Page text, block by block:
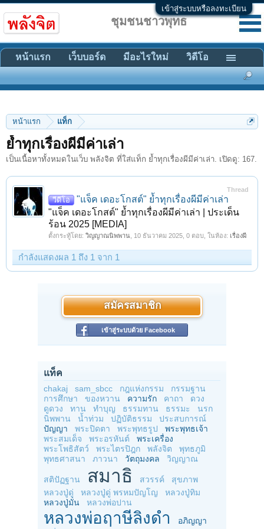
เข้าสู่ระบบหรือลงทะเบียน
หน้าแรก แท็ก
ย้ำทุกเรื่องผีมีค่าเล่า
เป็นเนื้อหาทั้งหมดในเว็บ พลังจิต ที่ใส่แท็ก ย้ำทุกเรื่องผีมีค่าเล่า. เปิดดู: 167.
Thread
วีดีโอ
"แจ็ค เดอะโกสต์" ย้ำทุกเรื่องผีมีค่าเล่า
"แจ็ค เดอะโกสต์" ย้ำทุกเรื่องผีมีค่าเล่า | ประเด็น
ร้อน 2025 [MEDIA]
ตั้งกระทู้โดย: วิญญาณนิพพาน 10 ธันวาคม 2025 , 0 ตอบ, ในห้อง: เรื่องผี
กำลังแสดงผล 1 ถึง 1 จาก 1
สมัครสมาชิก
เข้าสู่ระบบด้วย Facebook
แท็ค
chakaj sam_sbcc กฎแห่งกรรม
กรรมฐาน
การศึกษา
ของหวาน ความรัก คาถา
ดวง
ดูดวง
ทาน ทำบุญ ธรรมทาน ธรรมะ
นรก
นิพพาน
น้ำท่วม ปฏิบัติธรรม
ประสบการณ์
ปัญญา
พระปิดตา พระพุทธรูป
พระพุทธเจ้า
พระสมเด็จ
พระอรหันต์
พระเครื่อง
พระโพธิสัตว์
พระไตรปิฎก พลังจิต
พุทธภูมิ
พุทธศาสนา
ภาวนา วัตถุมงคล วิญญาณ
สติปัฏฐาน สมาธิ สวรรค์
สุขภาพ
หลวงปู่ดู่
หลวงปู่ดู่ พรหมปัญโญ
หลวงปู่ทิม
หลวงปู่มั่น
หลวงพ่อปาน
หลวงพ่อฤาษีลิงดำ
อภิญญา
ชุมชนชาวพุทธ
หน้าแรก เว็บบอร์ด มีอะไรใหม่ วิดีโอ